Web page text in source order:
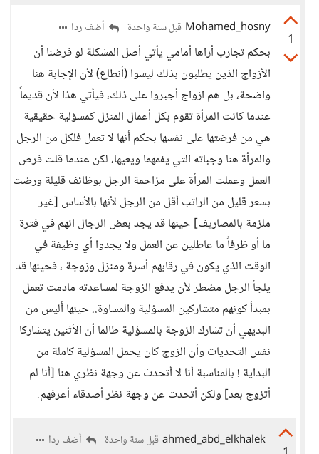
1
Mohamed_hosny قبل سنة واحدة أضف ردا
بحكم تجارب أراها أمامي يأتي أصل المشكلة لو فرضنا أن
الأزواج الذين يطلبون بذلك ليسوا (أنطاع) لأن الإجابة هنا
واضحة، بل هم ازواج أجبروا على ذلك، فيأتي هذا لأن قديماً
عندما كانت المرأة تقوم بكل أعمال المنزل كمسؤلية حقيقية
هي من فرضتها على نفسها بحكم أنها لا تعمل فلكل من الرجل
والمرأة هنا وجباته التي يفمهما ويعيها، لكن عندما قلت فرص
العمل وعملت المرأة على مزاحمة الرجل بوظائف قليلة ورضت
بسعر قليل من الراتب أقل من الرجل لأنها بالأساس [غير
ملزمة بالمصاريف] حينها قد يجد بعض الرجال انهم في فترة
ما أو ظرفاً ما عاطلين عن العمل ولا يجدوا أي وظيفة في
الوقت الذي يكون في رقابهم أسرة ومنزل وزوجة ، فحينها قد
يلجأ الرجل مضطر لأن يدفع الزوجة لمساعدته مادمت تعمل
بمبدأ كونهم متشاركين المسؤلية والمساوة.. حينها أليس من
البديهي أن تشارك الزوجة بالمسؤلية طالما أن الأثنين يتشاركا
نفس التحديات وأن الزوج كان يحمل المسؤلية كاملة من
البداية ! بالمناسبة أنا لا أتحدث عن وجهة نظري هنا [أنا لم
أتزوج بعد] ولكن أتحدث عن وجهة نظر أصدقاء أعرفهم.
ahmed_abd_elkhalek قبل سنة واحدة
أضف ردا